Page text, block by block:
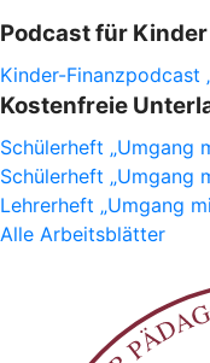
Podcast für Kinder
Kinder-Finanzpodcast
Kostenfreie
Schülerheft „Umgang
Schülerheft „Umgang
Lehrerheft „Umgang
Alle Arbeitsblätter